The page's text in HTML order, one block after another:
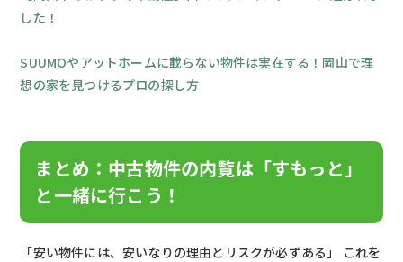
した！
SUUMOやアットホームに載らない物件は実在する！岡山で理
想の家を見つけるプロの探し方
まとめ：中古物件の内覧は「すもっと」
と一緒に行こう！
「安い物件には、安いなりの理由とリスクが必ずある」 これを